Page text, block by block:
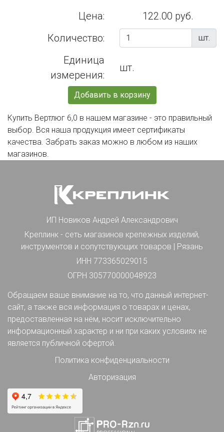
Цена:
122.00 руб.
Количество:
шт.
Единица
измерения:
шт.
Добавить в корзину
Купить Вертлюг 6,0 в нашем магазине - это правильный
выбор. Вся наша продукция имеет сертификаты
качества. Забрать заказ можно в любом из наших
магазинов.
ИП Новиков Андрей Александрович
Креплинк - сеть магазинов крепежных изделий,
инструментов и сопутствующих товаров | Рязань
ИНН 773365029015
ОГРН 305770000048923
Обращаем ваше внимание на то, что данный интернет-
сайт, а также вся информация о товарах и ценах,
предоставленная на нём, носит исключительно
информационный характер и ни при каких условиях не
является публичной офертой.
Политика конфиденциальности
Авторизация